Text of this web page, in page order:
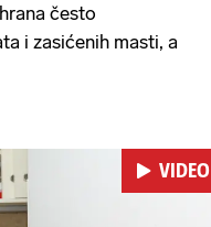
često
i zasićenih masti, a
VIDEO